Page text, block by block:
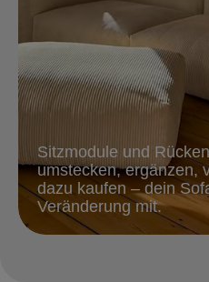
Sitzmodule und
umstecken, ergänzen,
dazu kaufen – dein
Veränderung mit.